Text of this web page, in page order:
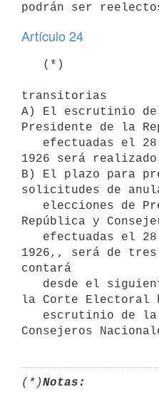
podrán ser
Artículo 24
transitorias
A) El escrutinio
Presidente de la
1926 será
B) El plazo para
solicitudes de
República y
1926,, será de
contará
la Corte Electoral
Consejeros
(*)Notas: